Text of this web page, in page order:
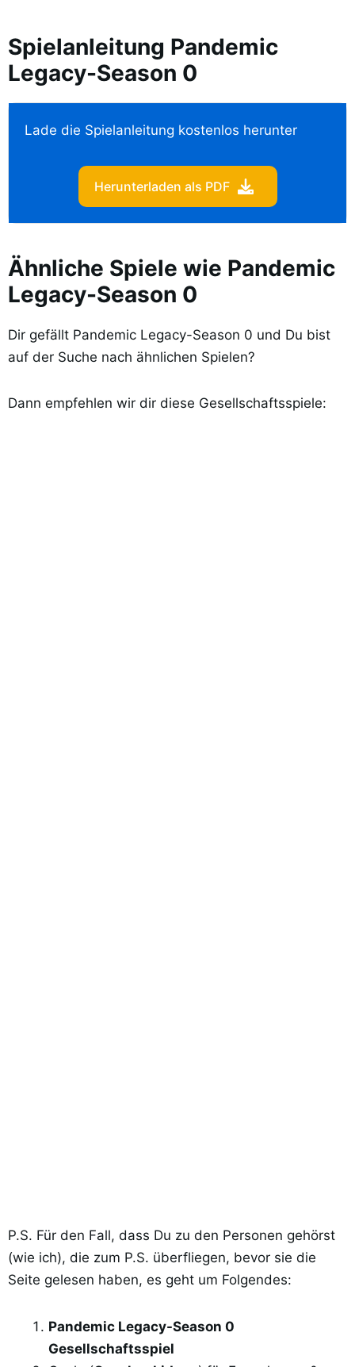
Spielanleitung Pandemic
Legacy-Season 0
Lade die Spielanleitung kostenlos herunter
Herunterladen als PDF
Ähnliche Spiele wie Pandemic
Legacy-Season 0
Dir gefällt Pandemic Legacy-Season 0 und Du bist
auf der Suche nach ähnlichen Spielen?
Dann empfehlen wir dir diese Gesellschaftsspiele:
P.S. Für den Fall, dass Du zu den Personen gehörst
(wie ich), die zum P.S. überfliegen, bevor sie die
Seite gelesen haben, es geht um Folgendes:
Pandemic Legacy-Season 0
Gesellschaftsspiel